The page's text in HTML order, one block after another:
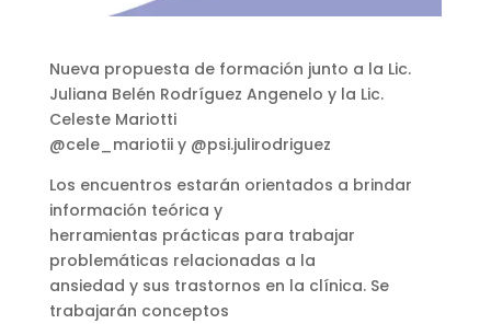
Nueva propuesta de formación junto a la Lic.
Juliana Belén Rodríguez Angenelo y la Lic.
Celeste Mariotti
@cele_mariotii y @psi.julirodriguez
Los encuentros estarán orientados a brindar
información teórica y
herramientas prácticas para trabajar
problemáticas relacionadas a la
ansiedad y sus trastornos en la clínica. Se
trabajarán conceptos